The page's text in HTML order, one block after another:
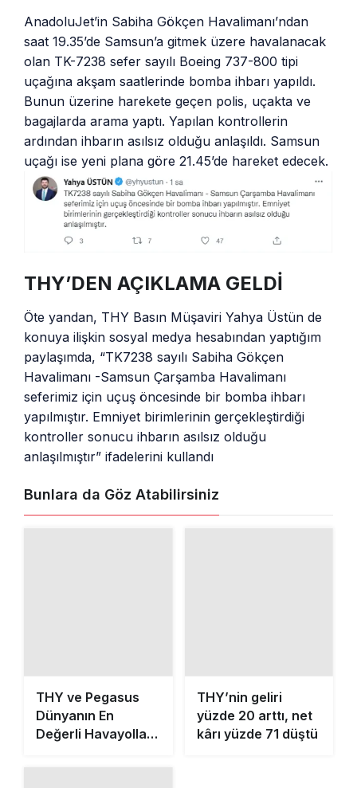
AnadoluJet’in Sabiha Gökçen Havalimanı’ndan
saat 19.35’de Samsun’a gitmek üzere havalanacak
olan TK-7238 sefer sayılı Boeing 737-800 tipi
uçağına akşam saatlerinde bomba ihbarı yapıldı.
Bunun üzerine harekete geçen polis, uçakta ve
bagajlarda arama yaptı. Yapılan kontrollerin
ardından ihbarın asılsız olduğu anlaşıldı. Samsun
uçağı ise yeni plana göre 21.45’de hareket edecek.
THY’DEN AÇIKLAMA GELDİ
Öte yandan, THY Basın Müşaviri Yahya Üstün de
konuya ilişkin sosyal medya hesabından yaptığım
paylaşımda, “TK7238 sayılı Sabiha Gökçen
Havalimanı -Samsun Çarşamba Havalimanı
seferimiz için uçuş öncesinde bir bomba ihbarı
yapılmıştır. Emniyet birimlerinin gerçekleştirdiği
kontroller sonucu ihbarın asılsız olduğu
anlaşılmıştır” ifadelerini kullandı
Bunlara da Göz Atabilirsiniz
THY ve Pegasus
Dünyanın En
Değerli Havayolları